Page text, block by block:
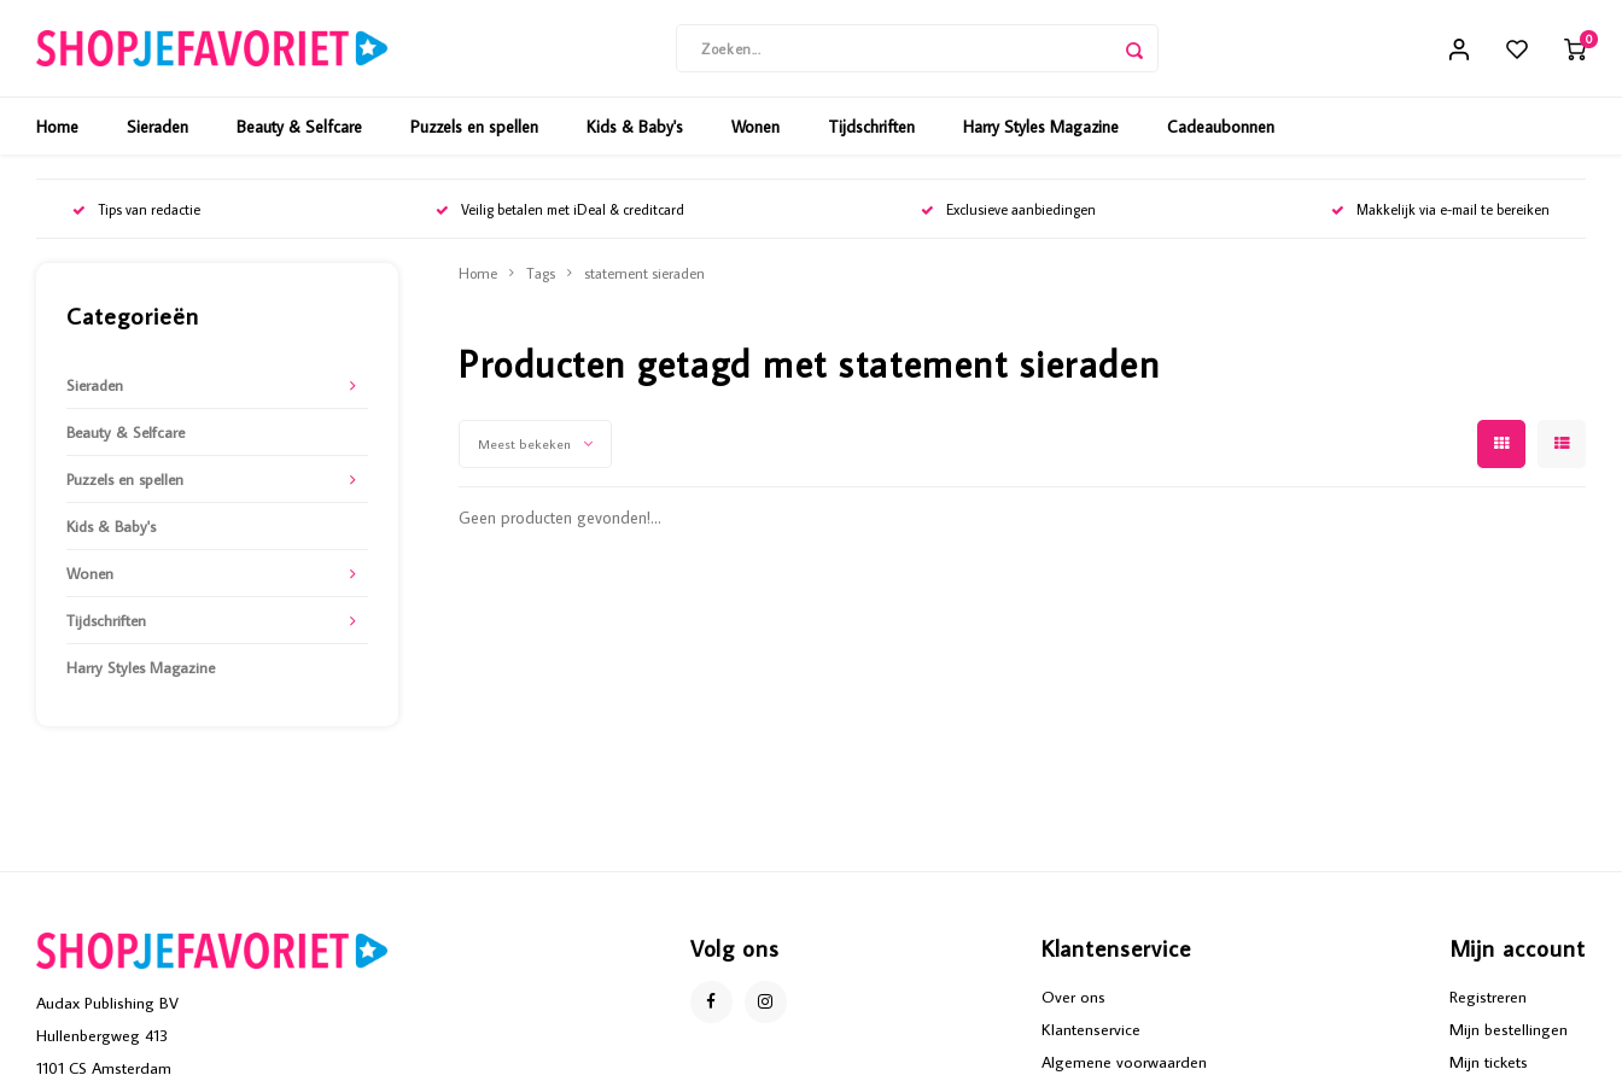
0
Home Sieraden Beauty & Selfcare Puzzels en spellen Kids & Baby's Wonen Tijdschriften Harry Styles Magazine Cadeaubonnen
Tips van redactie Veilig betalen met iDeal & creditcard Exclusieve aanbiedingen Makkelijk via e-mail te bereiken
Categorieën
Sieraden
Beauty & Selfcare
Puzzels en spellen
Kids & Baby's
Wonen
Tijdschriften
Harry Styles Magazine
Home Tags statement sieraden
Producten getagd met statement sieraden
Meest bekeken
Geen producten gevonden!...
Audax Publishing BV
Hullenbergweg 413
1101 CS Amsterdam
Volg ons Klantenservice
Over ons
Klantenservice
Algemene voorwaarden
Mijn account
Registreren
Mijn bestellingen
Mijn tickets